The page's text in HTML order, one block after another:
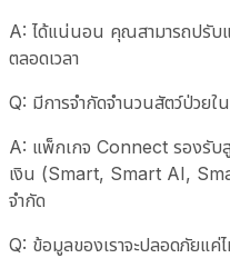
A: ได้แน่นอน คุณสามารถปรับแ
ตลอดเวลา
Q: มีการจำกัดจำนวนสัตว์ป่วยใ
A: แพ็กเกจ Connect รองรับ
เงิน (Smart, Smart AI,
จำกัด
Q: ข้อมูลของเราจะปลอดภัยแ